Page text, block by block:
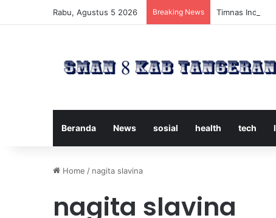
Rabu, Agustus 5 2026 Breaking News Timnas
Beranda News sosial health tech
Home / nagita slavina
nagita slavina